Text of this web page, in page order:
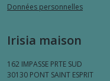
Données personnelles
Irisia maison
162 IMPASSE PRTE SUD
30130 PONT SAINT ESPRIT